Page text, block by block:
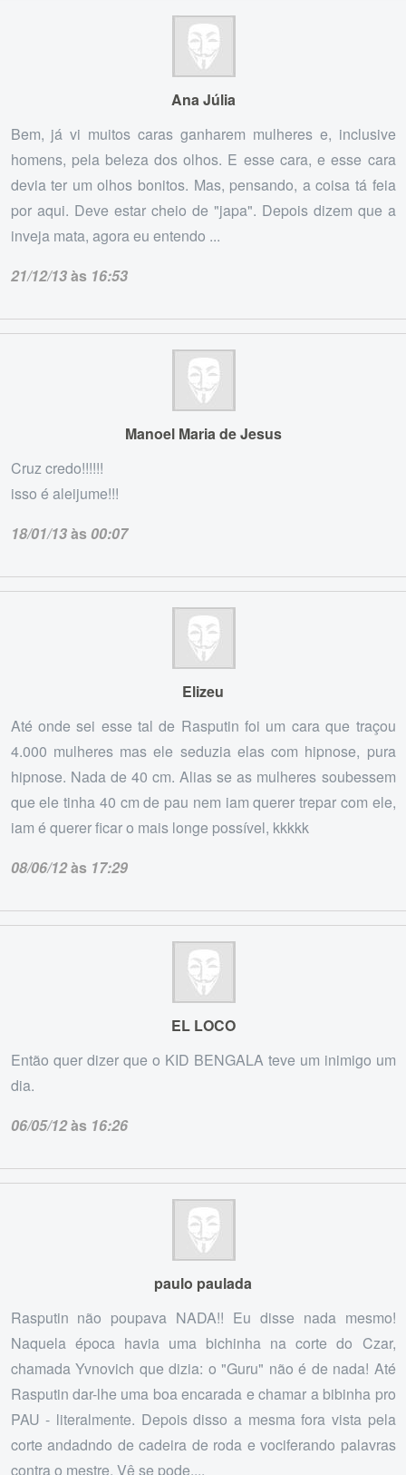
Ana Júlia
Bem, já vi muitos caras ganharem mulheres e, inclusive
homens, pela beleza dos olhos. E esse cara, e esse cara
devia ter um olhos bonitos. Mas, pensando, a coisa tá feia
por aqui. Deve estar cheio de "japa". Depois dizem que a
inveja mata, agora eu entendo ...
21/12/13às 16:53
Manoel Maria de Jesus
Cruz credo!!!!!!
isso é aleijume!!!
18/01/13às00:07
Elizeu
Até onde sei esse tal de Rasputin foi um cara que traçou
4.000 mulheres mas ele seduzia elas com hipnose, pura
hipnose. Nada de 40 cm. Alias se as mulheres soubessem
que ele tinha 40 cm de pau nem iam querer trepar com ele,
iam é querer ficar o mais longe possível, kkkkk
08/06/12às 17:29
EL LOCO
Então quer dizer que o KID BENGALA teve um inimigo um
dia.
06/05/12às 16:26
paulo paulada
Rasputin não poupava NADA!! Eu disse nada mesmo!
Naquela época havia uma bichinha na corte do Czar,
chamada Yvnovich que dizia: o "Guru" não é de nada! Até
Rasputin dar-lhe uma boa encarada e chamar a bibinha pro
PAU - literalmente. Depois disso a mesma fora vista pela
corte andadndo de cadeira de roda e vociferando palavras
contra o mestre. Vê se pode....